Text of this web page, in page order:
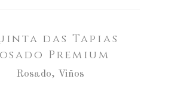
das Tapias
Premium
Rosado, Viños